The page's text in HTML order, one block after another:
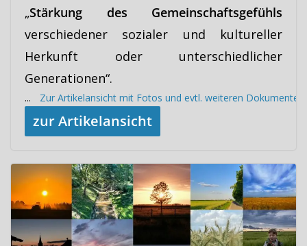
„Stärkung des Gemeinschaftsgefühls
verschiedener sozialer und kultureller
Herkunft oder unterschiedlicher
Generationen“.
...Zur Artikelansicht mit Fotos und evtl. weiteren Dokumenten
zur Artikelansicht